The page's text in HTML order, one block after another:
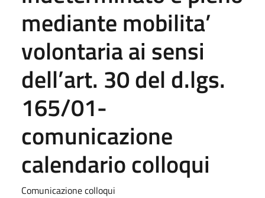
mediante mobilita’
volontaria ai sensi
dell’art. 30 del d.lgs.
165/01-
comunicazione
calendario colloqui
Comunicazione colloqui